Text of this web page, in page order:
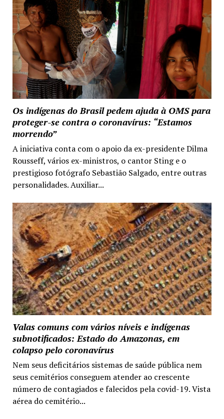
Os indígenas do Brasil pedem ajuda à OMS para
proteger-se contra o coronavírus: “Estamos
morrendo”
A iniciativa conta com o apoio da ex-presidente Dilma
Rousseff, vários ex-ministros, o cantor Sting e o
prestigioso fotógrafo Sebastião Salgado, entre outras
personalidades. Auxiliar...
Valas comuns com vários níveis e indígenas
subnotificados: Estado do Amazonas, em
colapso pelo coronavírus
Nem seus deficitários sistemas de saúde pública nem
seus cemitérios conseguem atender ao crescente
número de contagiados e falecidos pela covid-19. Vista
aérea do cemitério...